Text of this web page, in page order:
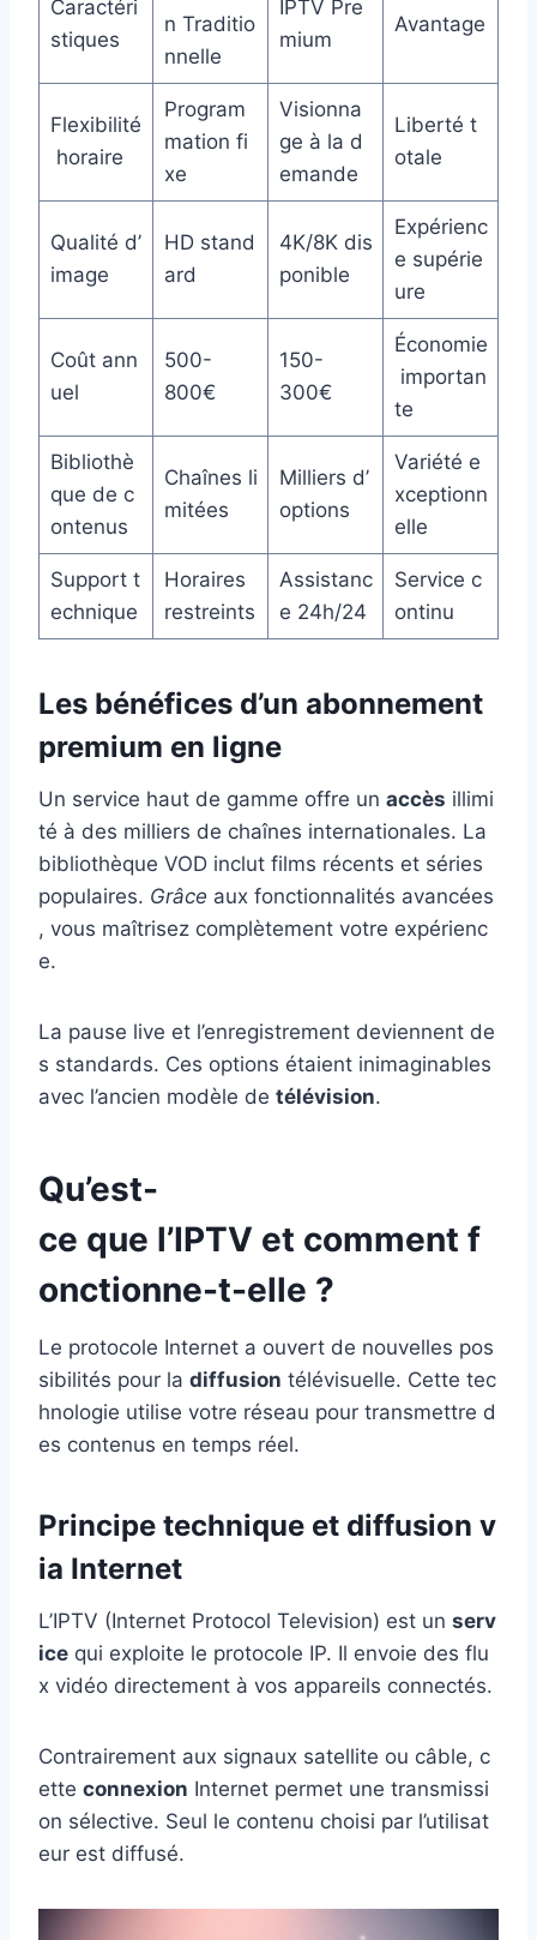
Caractéri
stiques
n Traditio
nnelle
IPTV Pre
mium
Avantage
Flexibilité
horaire
Program
mation fi
xe
Visionna
ge à la d
emande
Liberté t
otale
Qualité d’
image
HD stand
ard
4K/8K dis
ponible
Expérienc
e supérie
ure
Coût ann
uel
500-
800€
150-
300€
Économie
importan
te
Bibliothè
que de c
ontenus
Chaînes li
mitées
Milliers d’
options
Variété e
xceptionn
elle
Support t
echnique
Horaires
restreints
Assistanc
e 24h/24
Service c
ontinu
Les bénéfices d’un abonnement
premium en ligne
Un service haut de gamme offre un accès illimi
té à des milliers de chaînes internationales. La
bibliothèque VOD inclut films récents et séries
populaires. Grâce aux fonctionnalités avancées
, vous maîtrisez complètement votre expérienc
e.
La pause live et l’enregistrement deviennent de
s standards. Ces options étaient inimaginables
avec l’ancien modèle de télévision.
Qu’est-
ce que l’IPTV et comment f
onctionne-t-elle ?
Le protocole Internet a ouvert de nouvelles pos
sibilités pour la diffusion télévisuelle. Cette tec
hnologie utilise votre réseau pour transmettre d
es contenus en temps réel.
Principe technique et diffusion v
ia Internet
L’IPTV (Internet Protocol Television) est un serv
ice qui exploite le protocole IP. Il envoie des flu
x vidéo directement à vos appareils connectés.
Contrairement aux signaux satellite ou câble, c
ette connexion Internet permet une transmissi
on sélective. Seul le contenu choisi par l’utilisat
eur est diffusé.